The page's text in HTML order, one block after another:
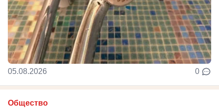
05.08.2026 0
Общество